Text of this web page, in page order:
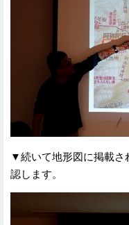
▼続いて地形図に掲載さ
認します。